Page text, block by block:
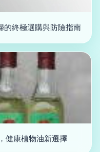
的終極選購與防險指南
健康植物油新選擇